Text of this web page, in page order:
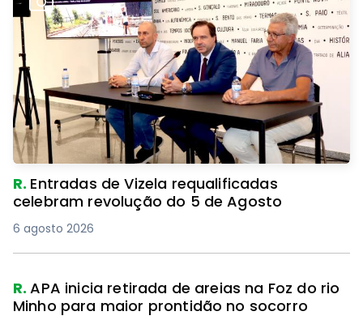
R. Entradas de Vizela requalificadas
celebram revolução do 5 de Agosto
6 agosto 2026
R.APA inicia retirada de areias na Foz do rio
Minho para maior prontidão no socorro